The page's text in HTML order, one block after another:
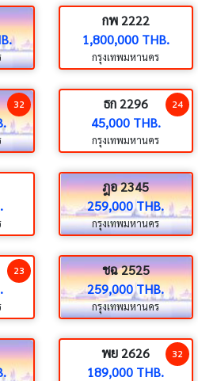
กพ 2222
1,800,000 THB.
กรุงเทพมหานคร
32
ธก 2296
45,000 THB.
กรุงเทพมหานคร
24
ฎอ 2345
259,000 THB.
กรุงเทพมหานคร
23
ชฉ 2525
259,000 THB.
กรุงเทพมหานคร
พย 2626
189,000 THB.
32